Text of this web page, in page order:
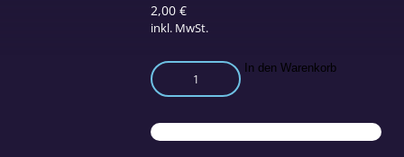
2,00€
inkl. MwSt.
Das
tuberkuline
Menge
In den Warenkorb